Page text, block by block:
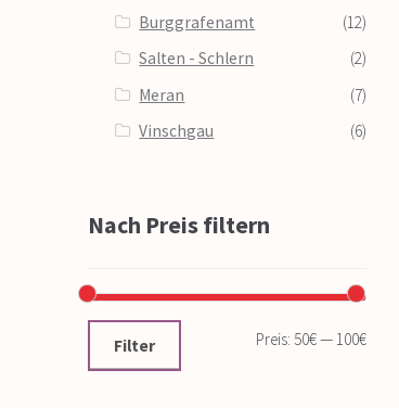
Burggrafenamt
(12)
Salten - Schlern
(2)
Meran
(7)
Vinschgau
(6)
Nach Preis filtern
Filter Preis:50€—100€